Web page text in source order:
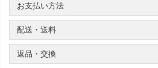
お支払い方法
配送・送料
返品・交換